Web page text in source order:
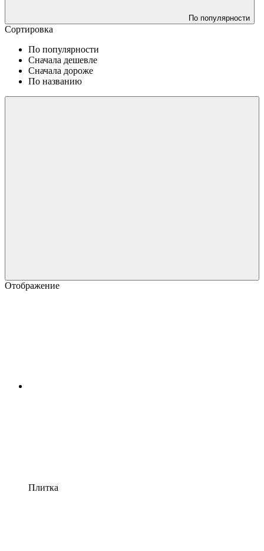
По популярности
Сортировка
По популярности
Сначала дешевле
Сначала дороже
По названию
Отображение
Плитка